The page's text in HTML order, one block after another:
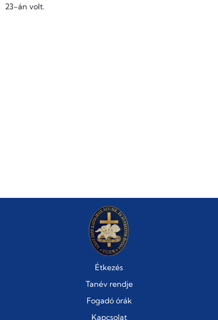
23-án volt.
Étkezés
Tanév rendje
Fogadó órák
Kapcsolat